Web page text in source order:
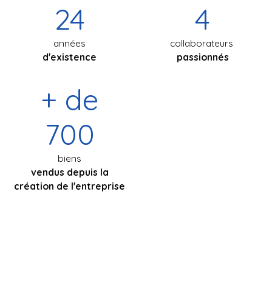
24
années
d'existence
4
collaborateurs
passionnés
+ de
700
biens
vendus depuis la
création de l'entreprise